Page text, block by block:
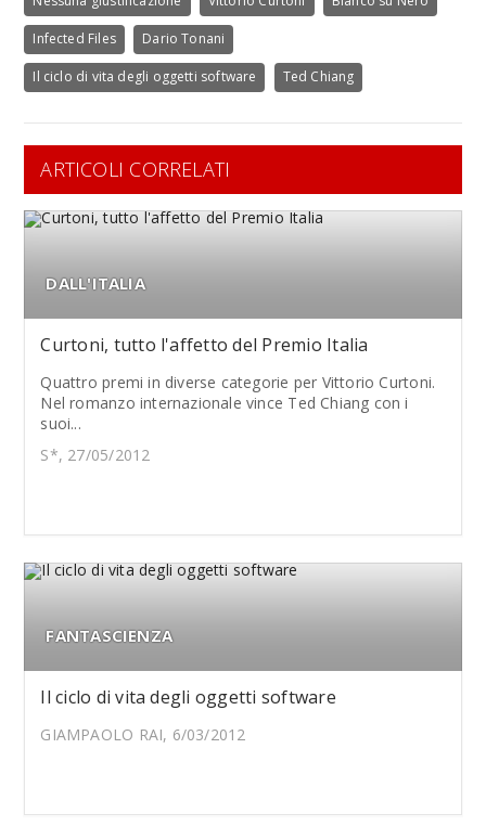
Infected Files Dario Tonani
Il ciclo di vita degli oggetti software Ted Chiang
ARTICOLI CORRELATI
DALL'ITALIA
Curtoni, tutto l'affetto del Premio Italia
Quattro premi in diverse categorie per Vittorio Curtoni.
Nel romanzo internazionale vince Ted Chiang con i
suoi...
S*, 27/05/2012
FANTASCIENZA
Il ciclo di vita degli oggetti software
GIAMPAOLO RAI, 6/03/2012